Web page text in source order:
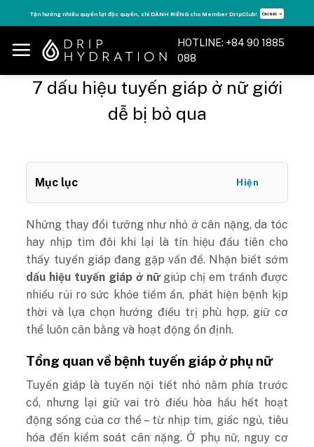
to
content
Tăng năng lượng - sống đỉnh cao với thẻ Vitamin Drip Membership. Xem ngay ➝
HOTLINE: +84 90 1885
088
7 dấu hiệu tuyến giáp ở nữ giới
dễ bị bỏ qua
Mục lục Hiện
Những thay đổi tưởng như nhỏ ở cân nặng, da tóc
hay nhịp tim đôi khi lại là tín hiệu đầu tiên cho
thấy tuyến giáp đang gặp vấn đề. Nhận biết sớm
dấu hiệu tuyến giáp ở nữgiúp chị em tránh được
nhiều rủi ro sức khỏe tiềm ẩn, phát hiện bệnh kịp
thời và lựa chọn hướng điều trị phù hợp, giữ cơ
thể luôn cân bằng và hoạt động ổn định.
Tổng quan về bệnh tuyến giáp ở phụ nữ
Tuyến giáp là tuyến nội tiết nhỏ nằm phía trước
cổ, nhưng lại giữ vai trò điều hòa hầu hết hoạt
động sống của cơ thể – từ nhịp tim, giấc ngủ, tiêu
hóa đến kiểm soát cân nặng. Ở phụ nữ, nguy cơ